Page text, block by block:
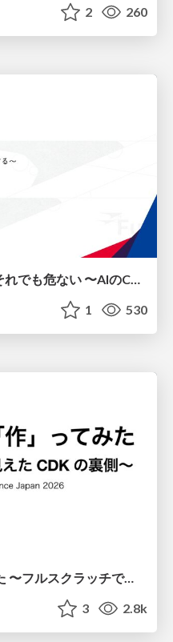
2 260
型も通る、synthも通る、それでも危ない 〜AIのCDKの権限とコストを機械で検証する〜 / It Passes Type Checks, It Passes Synth Checks, but It’s Still Risky — Automatically Verifying Permissions and Costs in AI’s CDK —
1 530
AWS CDK を「作」ってみた 〜フルスクラッチで見えた CDK の裏側〜 / aws-cdk-from-scratch
3 2.8k